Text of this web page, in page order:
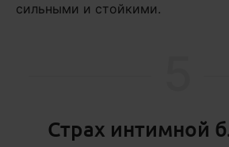
сильными и стойкими.
Страх интимной